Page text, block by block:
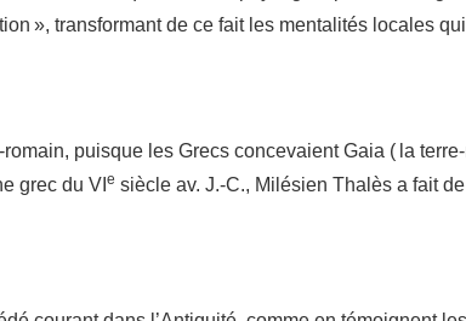
», transformant de ce fait les mentalités locales
puisque les Grecs concevaient Gaia ( la
grec du VI e siècle av. J.-C., Milésien Thalès a fait